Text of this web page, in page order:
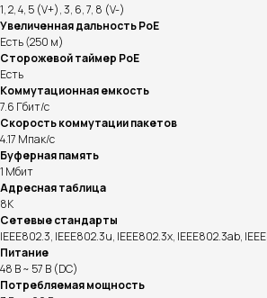
1, 2, 4, 5 (V+), 3, 6, 7, 8 (V-)
Увеличенная дальность PoE
Есть (250 м)
Сторожевой таймер PoE
Есть
Коммутационная емкость
7.6 Гбит/с
Скорость коммутации пакетов
4.17 Мпак/с
Буферная память
1 Мбит
Адресная таблица
8K
Сетевые стандарты
IEEE802.3, IEEE802.3u, IEEE802.3x, IEEE802.3ab,
Питание
48 В ~ 57 В (DC)
Потребляемая мощность